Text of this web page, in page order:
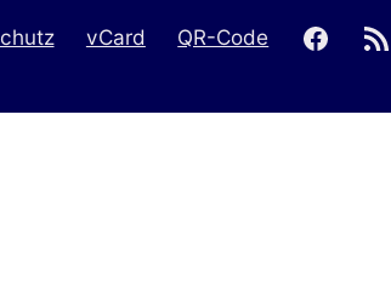
vCard QR-Code